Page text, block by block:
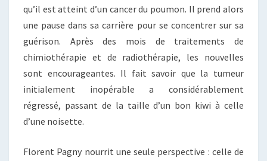
qu’il est atteint d’un cancer du poumon. Il prend alors
une pause dans sa carrière pour se concentrer sur sa
guérison. Après des mois de traitements de
chimiothérapie et de radiothérapie, les nouvelles
sont encourageantes. Il fait savoir que la tumeur
initialement inopérable a considérablement
régressé, passant de la taille d’un bon kiwi à celle
d’une noisette.
Florent Pagny nourrit une seule perspective : celle de